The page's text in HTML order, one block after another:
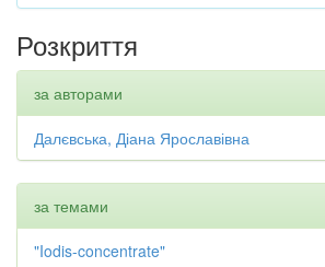
Розкриття
за авторами
Далєвська, Діана Ярославівна
за темами
"Iodis-concentrate"